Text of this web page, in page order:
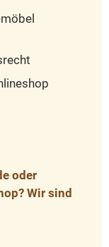
oder
Wir sind